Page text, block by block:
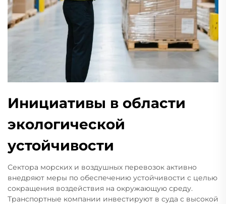
Инициативы в области
экологической
устойчивости
Сектора морских и воздушных перевозок активно
внедряют меры по обеспечению устойчивости с целью
сокращения воздействия на окружающую среду.
Транспортные компании инвестируют в суда с высокой